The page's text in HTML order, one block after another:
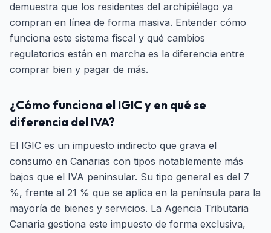
demuestra que los residentes del archipiélago ya
compran en línea de forma masiva. Entender cómo
funciona este sistema fiscal y qué cambios
regulatorios están en marcha es la diferencia entre
comprar bien y pagar de más.
¿Cómo funciona el IGIC y en qué se
diferencia del IVA?
El IGIC es un impuesto indirecto que grava el
consumo en Canarias con tipos notablemente más
bajos que el IVA peninsular. Su tipo general es del 7
%, frente al 21 % que se aplica en la península para la
mayoría de bienes y servicios. La Agencia Tributaria
Canaria gestiona este impuesto de forma exclusiva,